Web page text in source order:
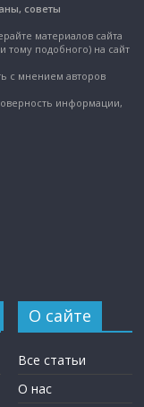
советы
материалов сайта
тому подобного) на сайт
с мнением авторов
информации,
О сайте
Все статьи
О нас